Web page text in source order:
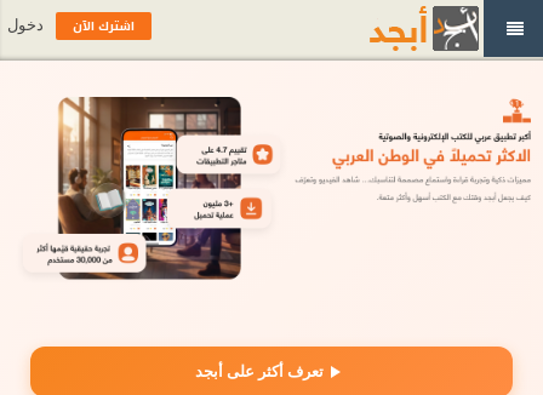
تعرف أكثر على أبجد
اشترك الآن دخول